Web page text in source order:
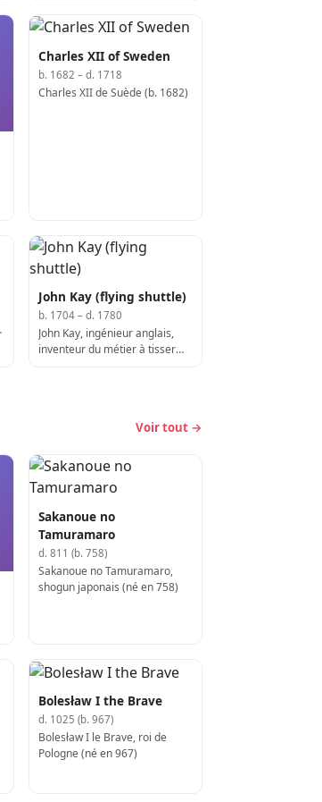
Charles XII of Sweden
b. 1682 – d. 1718
Charles XII de Suède (b. 1682)
John Kay (flying shuttle)
b. 1704 – d. 1780
John Kay, ingénieur anglais,
inventeur du métier à tisser
Voir tout →
Sakanoue no
Tamuramaro
d. 811 (b. 758)
Sakanoue no Tamuramaro,
shogun japonais (né en 758)
Bolesław I the Brave
d. 1025 (b. 967)
Bolesław I le Brave, roi de
Pologne (né en 967)